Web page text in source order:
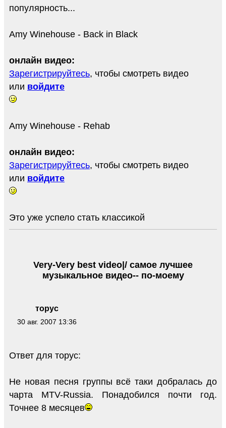
популярность...
Amy Winehouse - Back in Black
онлайн видео:
Зарегистрируйтесь, чтобы смотреть видео
или войдите
Amy Winehouse - Rehab
онлайн видео:
Зарегистрируйтесь, чтобы смотреть видео
или войдите
Это уже успело стать классикой
торус
30 авг. 2007 13:36
Very-Very best video|/ самое лучшее
музыкальное видео-- по-моему
Ответ для торус:
Не новая песня группы всё таки добралась до
чарта МТV-Russia. Понадобился почти год.
Точнее 8 месяцев